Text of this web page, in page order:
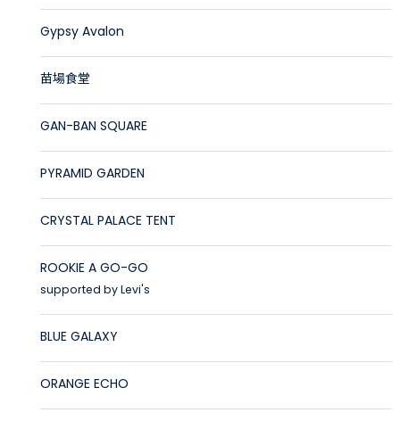
Gypsy Avalon
苗場食堂
GAN-BAN SQUARE
PYRAMID GARDEN
CRYSTAL PALACE TENT
ROOKIE A GO-GO
supported by Levi's
BLUE GALAXY
ORANGE ECHO